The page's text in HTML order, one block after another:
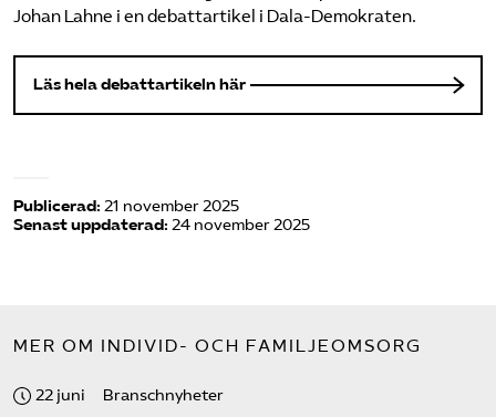
Johan Lahne i en debattartikel i Dala-Demokraten.
Läs hela debattartikeln här
Publicerad: 21 november 2025
Senast uppdaterad: 24 november 2025
MER OM INDIVID- OCH FAMILJEOMSORG
22 juni Branschnyheter